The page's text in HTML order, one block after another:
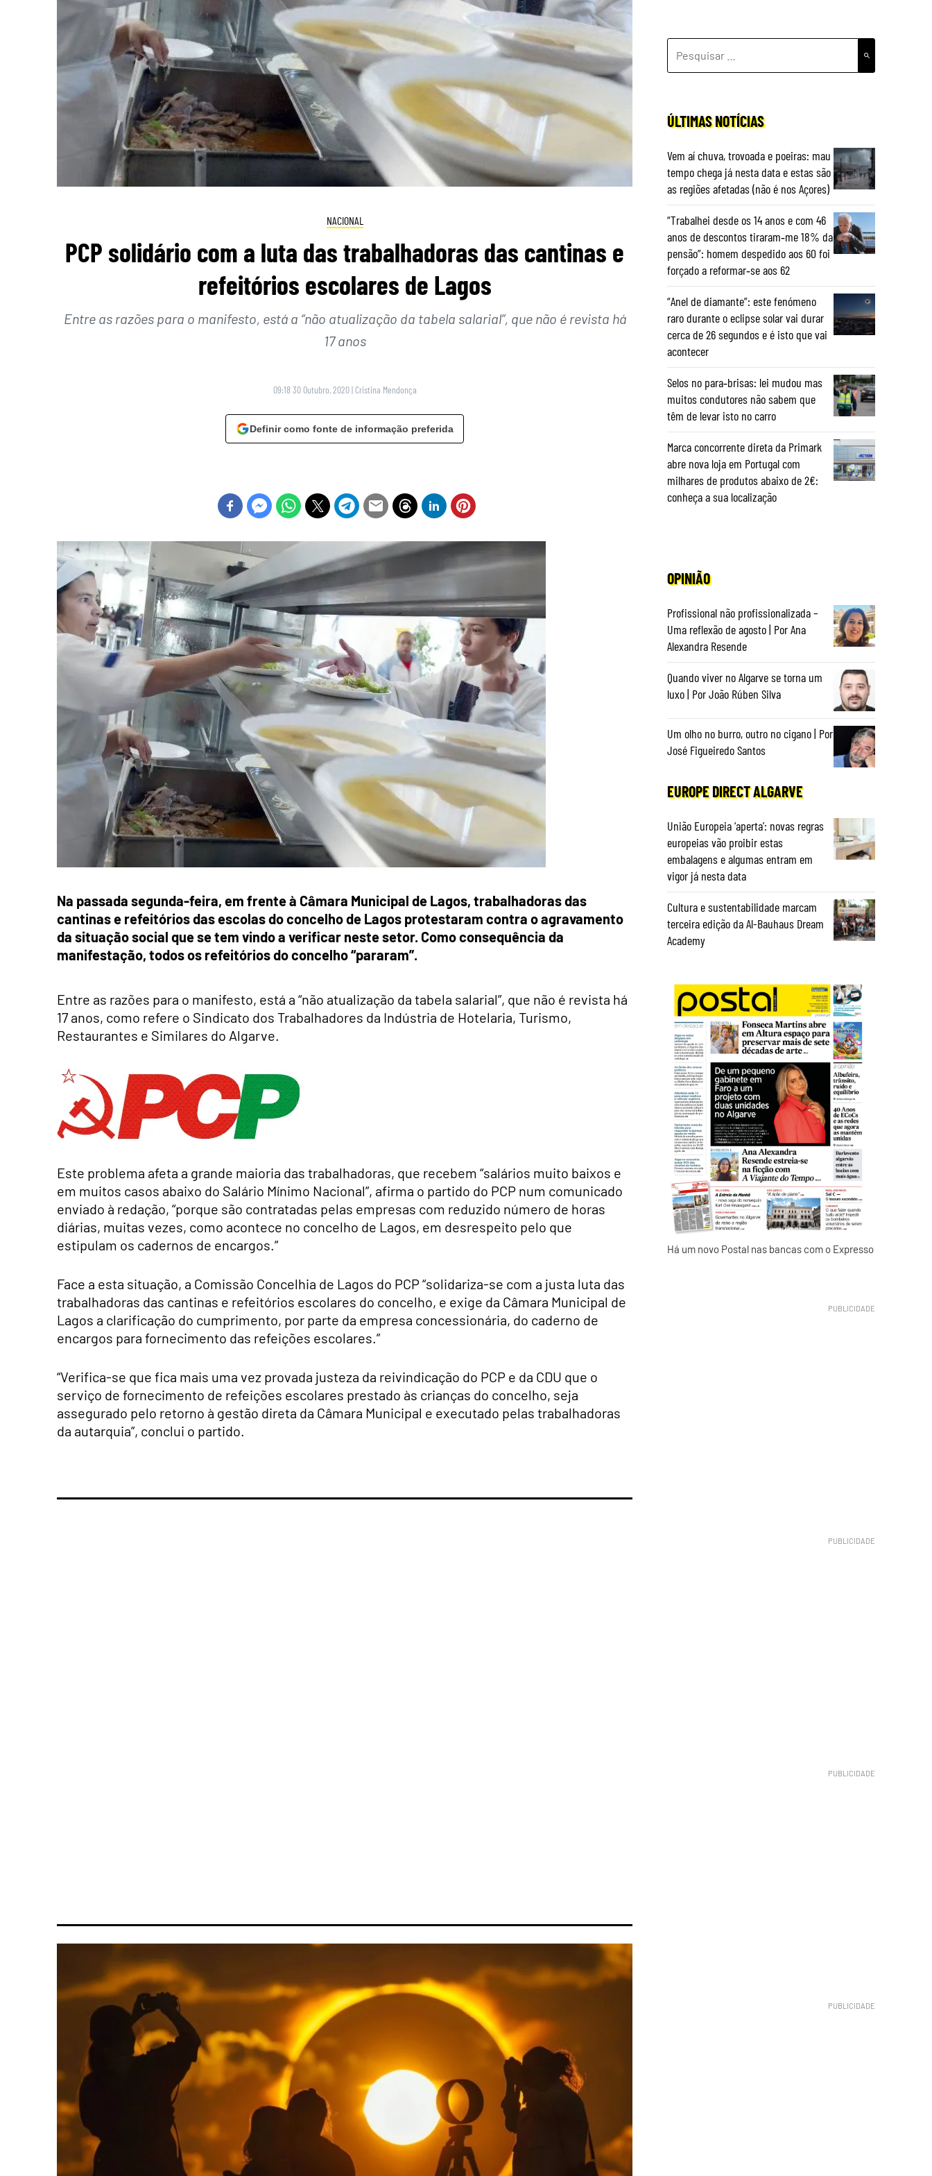
NACIONAL
PCP solidário com a luta das trabalhadoras das cantinas e
refeitórios escolares de Lagos
Entre as razões para o manifesto, está a “não atualização da tabela salarial”, que não é revista há
17 anos
09:18 30 Outubro, 2020 | Cristina Mendonça
Definir como fonte de informação preferida
Na passada segunda-feira, em frente à Câmara Municipal de Lagos, trabalhadoras das
cantinas e refeitórios das escolas do concelho de Lagos protestaram contra o agravamento
da situação social que se tem vindo a verificar neste setor. Como consequência da
manifestação, todos os refeitórios do concelho “pararam”.
Entre as razões para o manifesto, está a “não atualização da tabela salarial”, que não é revista há
17 anos, como refere o Sindicato dos Trabalhadores da Indústria de Hotelaria, Turismo,
Restaurantes e Similares do Algarve.
Este problema afeta a grande maioria das trabalhadoras, que recebem “salários muito baixos e
em muitos casos abaixo do Salário Mínimo Nacional”, afirma o partido do PCP num comunicado
enviado à redação, “porque são contratadas pelas empresas com reduzido número de horas
diárias, muitas vezes, como acontece no concelho de Lagos, em desrespeito pelo que
estipulam os cadernos de encargos.”
Face a esta situação, a Comissão Concelhia de Lagos do PCP “solidariza-se com a justa luta das
trabalhadoras das cantinas e refeitórios escolares do concelho, e exige da Câmara Municipal de
Lagos a clarificação do cumprimento, por parte da empresa concessionária, do caderno de
encargos para fornecimento das refeições escolares.”
“Verifica-se que fica mais uma vez provada justeza da reivindicação do PCP e da CDU que o
serviço de fornecimento de refeições escolares prestado às crianças do concelho, seja
assegurado pelo retorno à gestão direta da Câmara Municipal e executado pelas trabalhadoras
da autarquia”, conclui o partido.
POR:
ÚLTIMAS NOTÍCIAS
Vem aí chuva, trovoada e poeiras: mau
tempo chega já nesta data e estas são
as regiões afetadas (não é nos Açores)
“Trabalhei desde os 14 anos e com 46
anos de descontos tiraram‑me 18% da
pensão”: homem despedido aos 60 foi
forçado a reformar‑se aos 62
“Anel de diamante”: este fenómeno
raro durante o eclipse solar vai durar
cerca de 26 segundos e é isto que vai
acontecer
Selos no para‑brisas: lei mudou mas
muitos condutores não sabem que
têm de levar isto no carro
Marca concorrente direta da Primark
abre nova loja em Portugal com
milhares de produtos abaixo de 2€:
conheça a sua localização
OPINIÃO
Profissional não profissionalizada –
Uma reflexão de agosto | Por Ana
Alexandra Resende
Quando viver no Algarve se torna um
luxo | Por João Rúben Silva
Um olho no burro, outro no cigano | Por
José Figueiredo Santos
EUROPE DIRECT ALGARVE
União Europeia ‘aperta’: novas regras
europeias vão proibir estas
embalagens e algumas entram em
vigor já nesta data
Cultura e sustentabilidade marcam
terceira edição da Al-Bauhaus Dream
Academy
Há um novo Postal nas bancas com o Expresso